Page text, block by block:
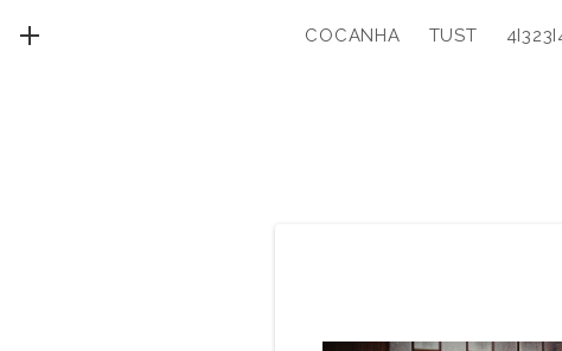
COCANHA TUST